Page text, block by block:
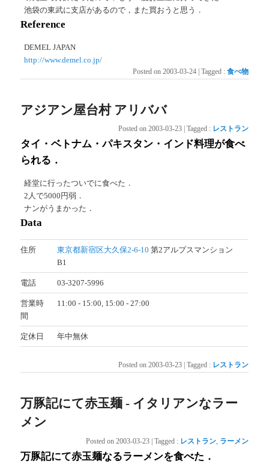
池袋の東武に支店があるので，また買おうと思う．
Reference
DEMEL JAPAN
http://www.demel.co.jp/
Posted on 2003-03-24 | Tagged : 食べ物
アジアン屋台村 アリババ
Posted on 2003-03-23 Tagged : レストラン
タイ・ベトナム・パキスタン・インド料理が食べ
られる．
経堂に行ったついでに食べた．
2人で5000円弱．
ナンがうまかった．
Data
住所 東京都新宿区大久保2-6-10 第2アルプスマンション
B1
電話 03-3207-5996
営業時
間
11:00 - 15:00, 15:00 - 27:00
定休日 年中無休
Posted on 2003-03-23 Tagged : レストラン
万豚記にて赤玉麺 - イタリアンなラー
メン
Posted on 2003-03-23 | Tagged : レストラン, ラーメン
万豚記にて赤玉麺なるラーメンを食べた．